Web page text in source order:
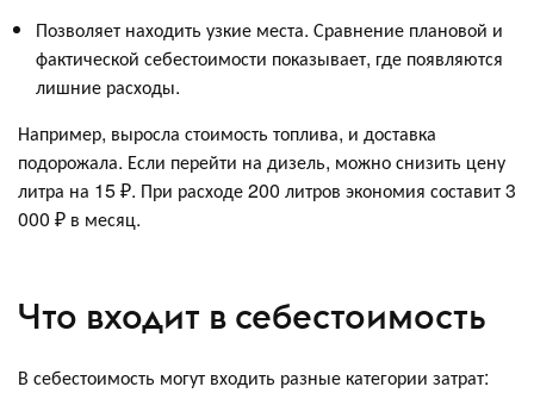
Позволяет находить узкие места. Сравнение плановой и
фактической себестоимости показывает, где появляются
лишние расходы.
Например, выросла стоимость топлива, и доставка
подорожала. Если перейти на дизель, можно снизить цену
литра на 15 ₽. При расходе 200 литров экономия составит 3
000 ₽ в месяц.
Что входит в себестоимость
В себестоимость могут входить разные категории затрат: